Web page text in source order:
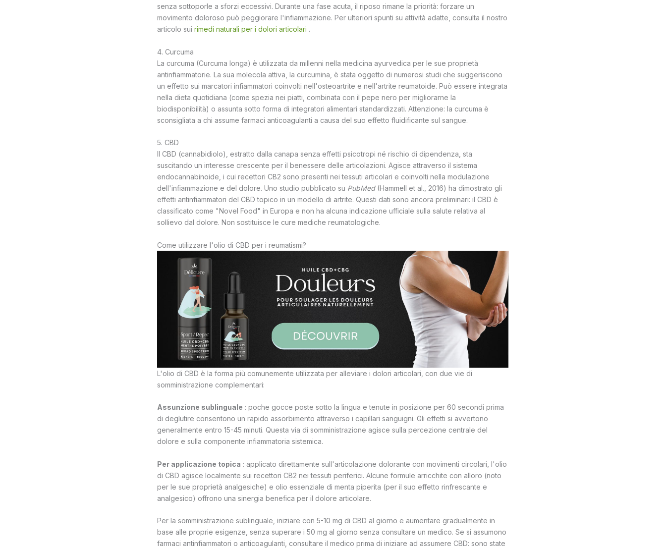
senza sottoporle a sforzi eccessivi. Durante una fase acuta, il riposo rimane la priorità: forzare un
movimento doloroso può peggiorare l'infiammazione. Per ulteriori spunti su attività adatte, consulta il nostro
articolo sui rimedi naturali per i dolori articolari .
4. Curcuma
La curcuma (Curcuma longa) è utilizzata da millenni nella medicina ayurvedica per le sue proprietà
antinfiammatorie. La sua molecola attiva, la curcumina, è stata oggetto di numerosi studi che suggeriscono
un effetto sui marcatori infiammatori coinvolti nell'osteoartrite e nell'artrite reumatoide. Può essere integrata
nella dieta quotidiana (come spezia nei piatti, combinata con il pepe nero per migliorarne la
biodisponibilità) o assunta sotto forma di integratori alimentari standardizzati. Attenzione: la curcuma è
sconsigliata a chi assume farmaci anticoagulanti a causa del suo effetto fluidificante sul sangue.
5. CBD
Il CBD (cannabidiolo), estratto dalla canapa senza effetti psicotropi né rischio di dipendenza, sta
suscitando un interesse crescente per il benessere delle articolazioni. Agisce attraverso il sistema
endocannabinoide, i cui recettori CB2 sono presenti nei tessuti articolari e coinvolti nella modulazione
dell'infiammazione e del dolore. Uno studio pubblicato su PubMed(Hammell et al., 2016) ha dimostrato gli
effetti antinfiammatori del CBD topico in un modello di artrite. Questi dati sono ancora preliminari: il CBD è
classificato come "Novel Food" in Europa e non ha alcuna indicazione ufficiale sulla salute relativa al
sollievo dal dolore. Non sostituisce le cure mediche reumatologiche.
Come utilizzare l'olio di CBD per i reumatismi?
L'olio di CBD è la forma più comunemente utilizzata per alleviare i dolori articolari, con due vie di
somministrazione complementari:
Assunzione sublinguale : poche gocce poste sotto la lingua e tenute in posizione per 60 secondi prima
di deglutire consentono un rapido assorbimento attraverso i capillari sanguigni. Gli effetti si avvertono
generalmente entro 15-45 minuti. Questa via di somministrazione agisce sulla percezione centrale del
dolore e sulla componente infiammatoria sistemica.
Per applicazione topica : applicato direttamente sull'articolazione dolorante con movimenti circolari, l'olio
di CBD agisce localmente sui recettori CB2 nei tessuti periferici. Alcune formule arricchite con alloro (noto
per le sue proprietà analgesiche) e olio essenziale di menta piperita (per il suo effetto rinfrescante e
analgesico) offrono una sinergia benefica per il dolore articolare.
Per la somministrazione sublinguale, iniziare con 5-10 mg di CBD al giorno e aumentare gradualmente in
base alle proprie esigenze, senza superare i 50 mg al giorno senza consultare un medico. Se si assumono
farmaci antinfiammatori o anticoagulanti, consultare il medico prima di iniziare ad assumere CBD: sono state